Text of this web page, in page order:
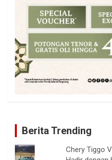
Berita Trending
Chery Tiggo